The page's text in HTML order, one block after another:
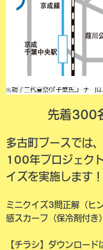
先着300
多古町ブースでは
100年プロジェク
イズを実施します！
ミニクイズ3問正解（ヒ
感スカーフ（保冷剤付き
【チラシ】ダウンロー